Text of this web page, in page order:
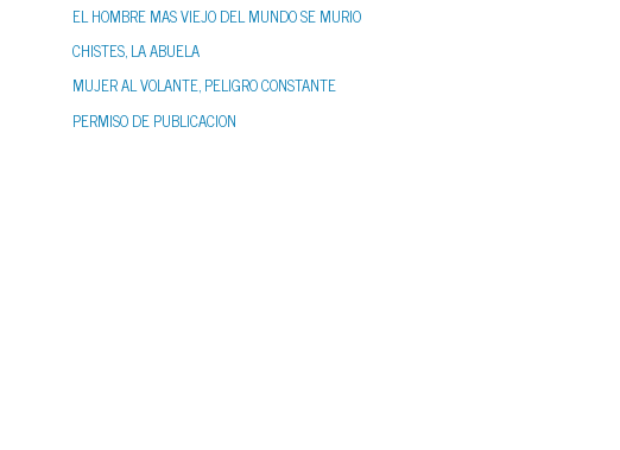
EL HOMBRE MAS VIEJO DEL MUNDO SE MURIO
CHISTES, LA ABUELA
MUJER AL VOLANTE, PELIGRO CONSTANTE
PERMISO DE PUBLICACION